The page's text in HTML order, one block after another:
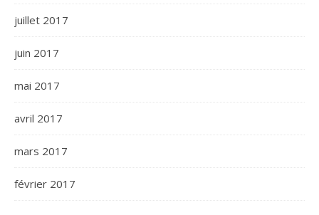
juillet 2017
juin 2017
mai 2017
avril 2017
mars 2017
février 2017